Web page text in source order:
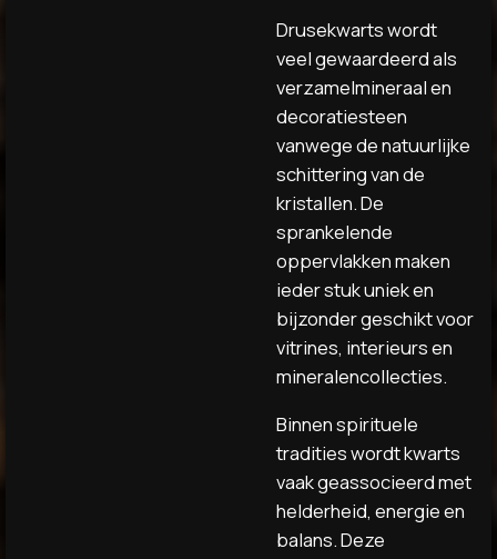
Drusekwarts wordt
veel gewaardeerd als
verzamelmineraal en
decoratiesteen
vanwege de natuurlijke
schittering van de
kristallen. De
sprankelende
oppervlakken maken
ieder stuk uniek en
bijzonder geschikt voor
vitrines, interieurs en
mineralencollecties.
Binnen spirituele
tradities wordt kwarts
vaak geassocieerd met
helderheid, energie en
balans. Deze